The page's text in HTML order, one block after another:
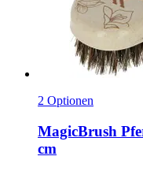
2 Optionen
MagicBrush
cm